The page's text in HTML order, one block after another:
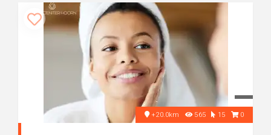
+20.0km 565 15 0